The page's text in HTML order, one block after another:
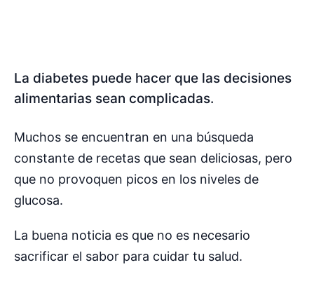
La diabetes puede hacer que las decisiones
alimentarias sean complicadas.
Muchos se encuentran en una búsqueda
constante de recetas que sean deliciosas, pero
que no provoquen picos en los niveles de
glucosa.
La buena noticia es que no es necesario
sacrificar el sabor para cuidar tu salud.